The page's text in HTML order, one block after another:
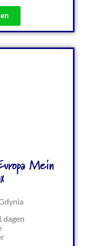
Mein
dagen